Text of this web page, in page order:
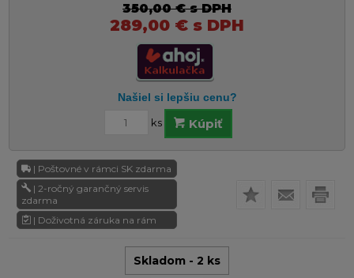
350,00 €s DPH
289,00 € s DPH
ks Kúpiť
| Poštovné v rámci SK zdarma
| 2-ročný garančný servis
zdarma
| Doživotná záruka na rám
Skladom - 2 ks